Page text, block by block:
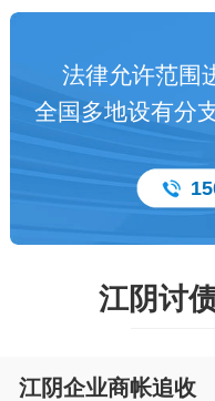
法律允许范围
全国多地设有分
江阴讨
江阴企业商帐追收